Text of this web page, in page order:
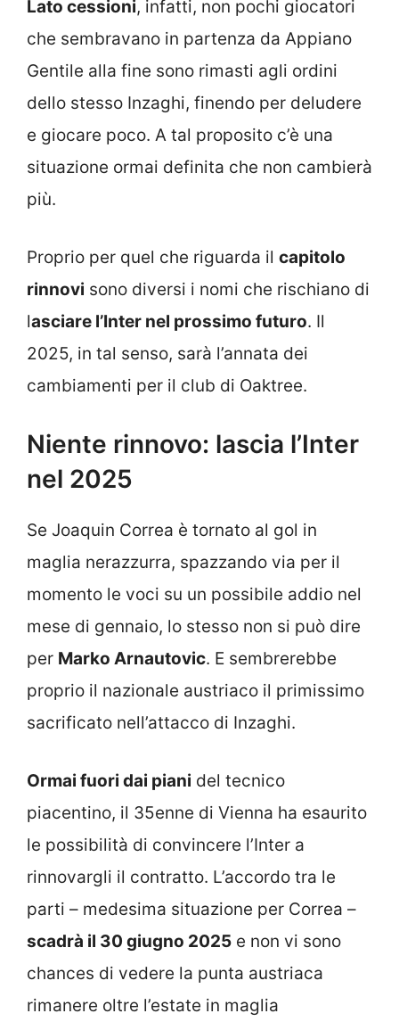
Lato cessioni, infatti, non pochi giocatori
che sembravano in partenza da Appiano
Gentile alla fine sono rimasti agli ordini
dello stesso Inzaghi, finendo per deludere
e giocare poco. A tal proposito c’è una
situazione ormai definita che non cambierà
più.
Proprio per quel che riguarda il capitolo
rinnovi sono diversi i nomi che rischiano di
lasciare l’Inter nel prossimo futuro. Il
2025, in tal senso, sarà l’annata dei
cambiamenti per il club di Oaktree.
Niente rinnovo: lascia l’Inter
nel 2025
Se Joaquin Correa è tornato al gol in
maglia nerazzurra, spazzando via per il
momento le voci su un possibile addio nel
mese di gennaio, lo stesso non si può dire
per Marko Arnautovic. E sembrerebbe
proprio il nazionale austriaco il primissimo
sacrificato nell’attacco di Inzaghi.
Ormai fuori dai piani del tecnico
piacentino, il 35enne di Vienna ha esaurito
le possibilità di convincere l’Inter a
rinnovargli il contratto. L’accordo tra le
parti – medesima situazione per Correa –
scadrà il 30 giugno 2025 e non vi sono
chances di vedere la punta austriaca
rimanere oltre l’estate in maglia